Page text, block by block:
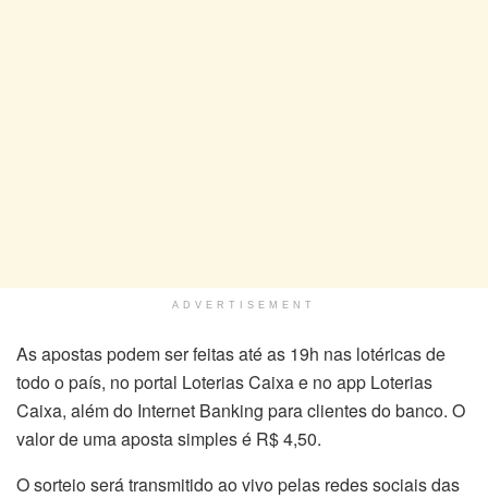
ADVERTISEMENT
As apostas podem ser feitas até as 19h nas lotéricas de
todo o país, no portal Loterias Caixa e no app Loterias
Caixa, além do Internet Banking para clientes do banco. O
valor de uma aposta simples é R$ 4,50.
O sorteio será transmitido ao vivo pelas redes sociais das